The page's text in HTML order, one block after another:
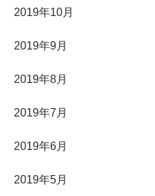
2019年10月
2019年9月
2019年8月
2019年7月
2019年6月
2019年5月